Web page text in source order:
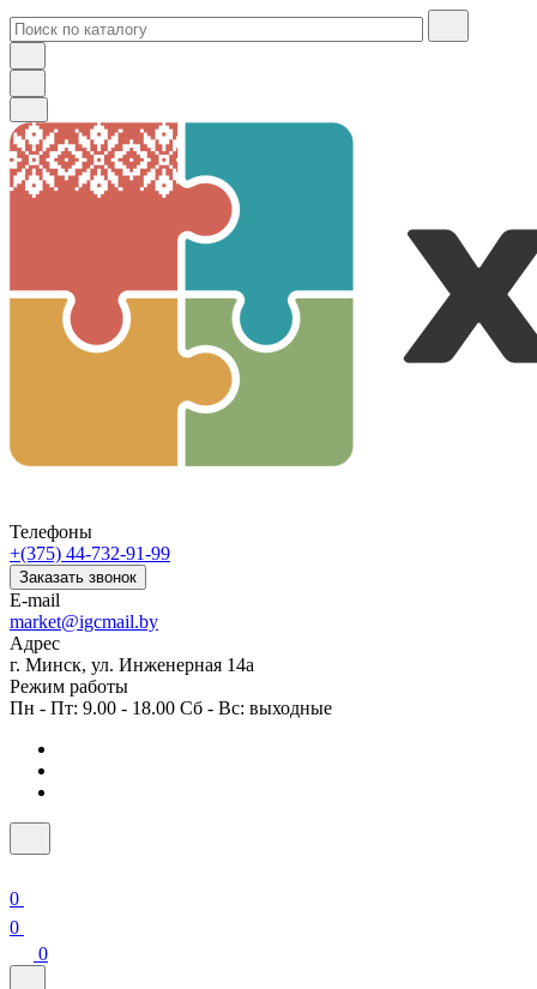
Телефоны
+(375) 44-732-91-99
Заказать звонок
E-mail
market@igcmail.by
Адрес
г. Минск, ул. Инженерная 14а
Режим работы
Пн - Пт: 9.00 - 18.00 Сб - Вс: выходные
0
0
0